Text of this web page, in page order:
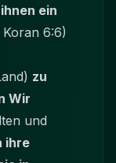
ein
6:6)
zu
Wir
und
ihre